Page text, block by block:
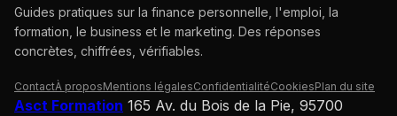
Guides pratiques sur la finance personnelle, l'emploi, la
formation, le business et le marketing. Des réponses
concrètes, chiffrées, vérifiables.
ContactÀ proposMentions légalesConfidentialitéCookiesPlan du site
Asct Formation 165 Av. du Bois de la Pie, 95700